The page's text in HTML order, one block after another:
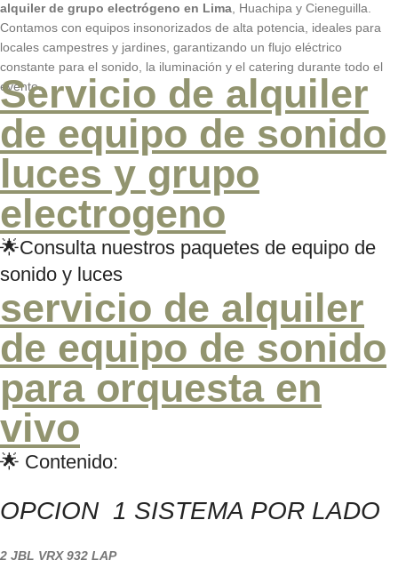
alquiler de grupo electrógeno en Lima , Huachipa y Cieneguilla.
Contamos con equipos insonorizados de alta potencia, ideales para
locales campestres y jardines, garantizando un flujo eléctrico
constante para el sonido, la iluminación y el catering durante todo el
evento.
Servicio de alquiler
de equipo de sonido
luces y grupo
electrogeno
🌟Consulta nuestros paquetes de equipo de
sonido y luces
servicio de alquiler
de equipo de sonido
para orquesta en
vivo
🌟 Contenido:
OPCION 1 SISTEMA POR LADO
2 JBL VRX 932 LAP